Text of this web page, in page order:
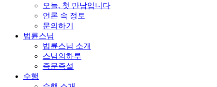
오늘, 첫 만남입니다
언론 속 정토
문의하기
법륜스님
법륜스님 소개
스님의하루
즉문즉설
수행